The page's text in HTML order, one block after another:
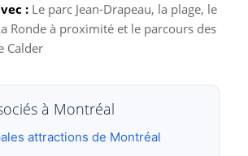
:Le parc Jean-Drapeau, la plage, le
Ronde à proximité et le parcours des
Calder
à Montréal
attractions de Montréal